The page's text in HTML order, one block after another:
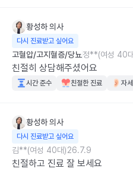
황성하의사
다시 진료받고 싶어요
고혈압/고지혈증/당뇨정**(여성 40
친절히 상담해주셨어요
시간 준수 친절한 진료 자
황성하의사
다시 진료받고 싶어요
김**(여성 40대)26.7.9
친절하고 진료 잘 보세요